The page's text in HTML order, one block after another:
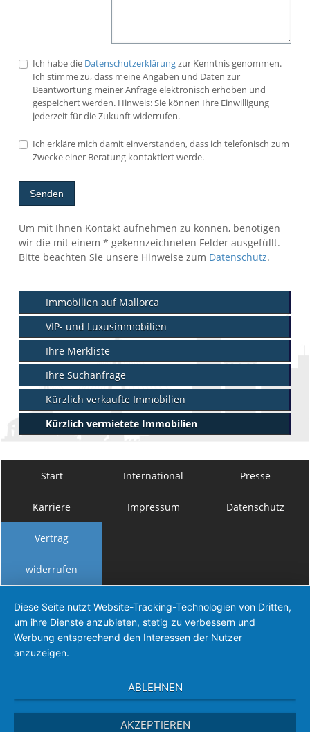
Ich habe die Datenschutzerklärungzur Kenntnis genommen.
Ich stimme zu, dass meine Angaben und Daten zur
Beantwortung meiner Anfrage elektronisch erhoben und
gespeichert werden. Hinweis: Sie können Ihre Einwilligung
jederzeit für die Zukunft widerrufen.
Ich erkläre mich damit einverstanden, dass ich telefonisch zum
Zwecke einer Beratung kontaktiert werde.
Senden
Um mit Ihnen Kontakt aufnehmen zu können, benötigen
wir die mit einem * gekennzeichneten Felder ausgefüllt.
Bitte beachten Sie unsere Hinweise zum Datenschutz.
Immobilien auf Mallorca
VIP- und Luxusimmobilien
Ihre Merkliste
Ihre Suchanfrage
Kürzlich verkaufte Immobilien
Kürzlich vermietete Immobilien
Start International Presse
Karriere Impressum Datenschutz
Vertrag
widerrufen
Diese Seite nutzt Website-Tracking-Technologien von Dritten,
um ihre Dienste anzubieten, stetig zu verbessern und
Werbung entsprechend den Interessen der Nutzer
anzuzeigen.
ABLEHNEN
AKZEPTIEREN